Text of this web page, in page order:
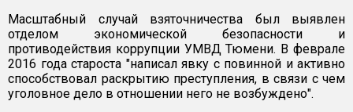
Масштабный случай взяточничества был выявлен
отделом экономической безопасности и
противодействия коррупции УМВД Тюмени. В феврале
2016 года староста "написал явку с повинной и активно
способствовал раскрытию преступления, в связи с чем
уголовное дело в отношении него не возбуждено".